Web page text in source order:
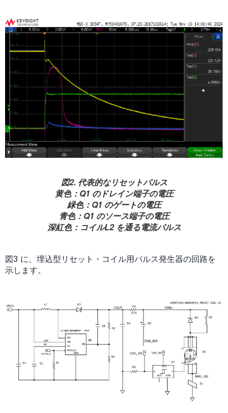
図2. 代表的なリセットパルス
黄色：Q1 のドレイン端子の電圧
緑色：Q1 のゲートの電圧
青色：Q1 のソース端子の電圧
深紅色：コイルL2 を通る電流パルス
図3 に、埋込型リセット・コイル用パルス発生器の回路を
示します。